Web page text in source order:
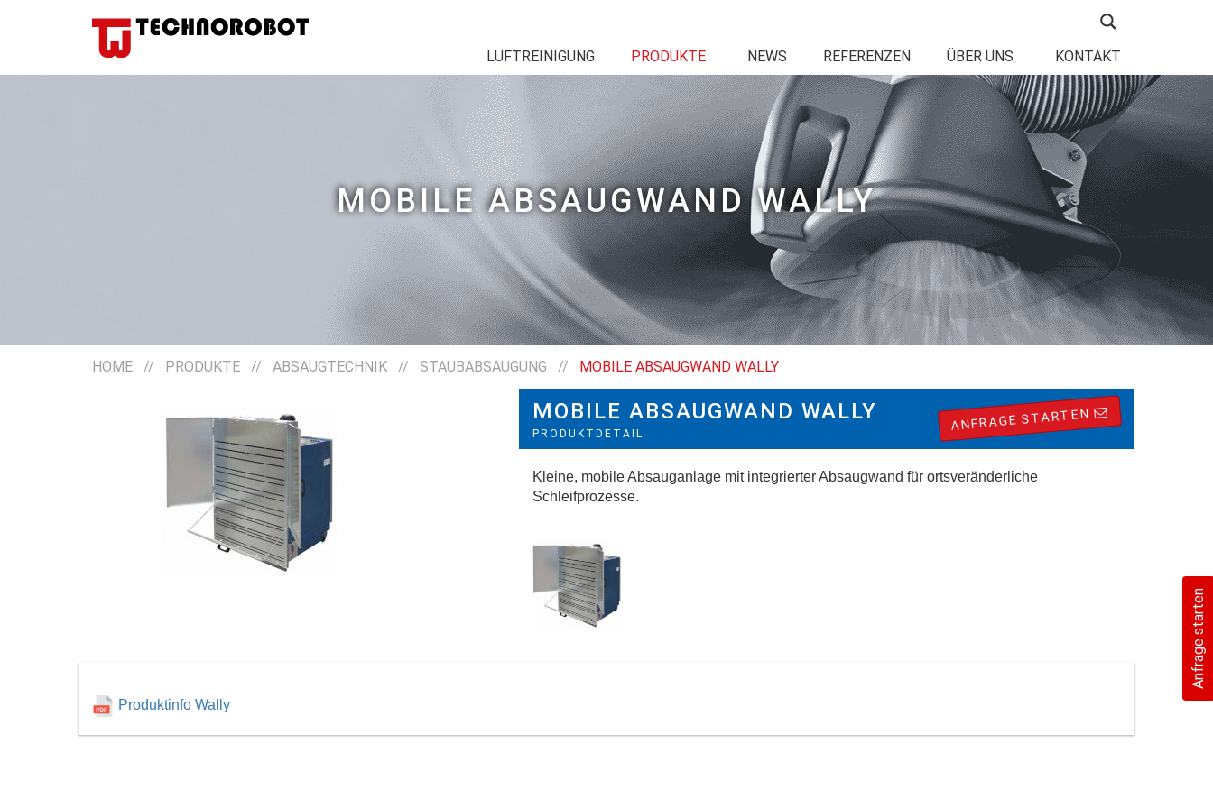
LUFTREINIGUNG PRODUKTE NEWS REFERENZEN ÜBER UNS KONTAKT
Anfrage starten
MOBILE ABSAUGWAND WALLY
HOME // PRODUKTE // ABSAUGTECHNIK // STAUBABSAUGUNG // MOBILE ABSAUGWAND WALLY
MOBILE ABSAUGWAND WALLY
PRODUKTDETAIL
ANFRAGE STARTEN
Kleine, mobile Absauganlage mit integrierter Absaugwand für ortsveränderliche
Schleifprozesse.
Produktinfo Wally